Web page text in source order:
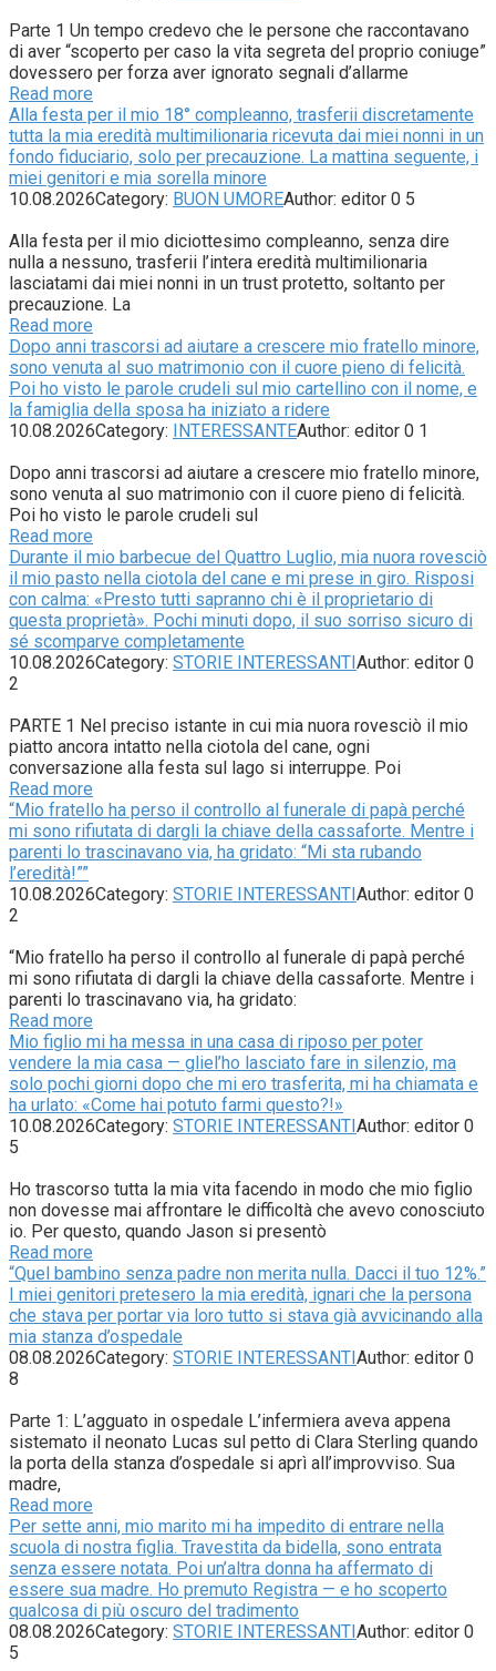
Parte 1 Un tempo credevo che le persone che raccontavano
di aver “scoperto per caso la vita segreta del proprio coniuge”
dovessero per forza aver ignorato segnali d’allarme
Read more
Alla festa per il mio 18° compleanno, trasferii discretamente
tutta la mia eredità multimilionaria ricevuta dai miei nonni in un
fondo fiduciario, solo per precauzione. La mattina seguente, i
miei genitori e mia sorella minore
10.08.2026Category: BUON UMOREAuthor: editor 0 5
Alla festa per il mio diciottesimo compleanno, senza dire
nulla a nessuno, trasferii l’intera eredità multimilionaria
lasciatami dai miei nonni in un trust protetto, soltanto per
precauzione. La
Read more
Dopo anni trascorsi ad aiutare a crescere mio fratello minore,
sono venuta al suo matrimonio con il cuore pieno di felicità.
Poi ho visto le parole crudeli sul mio cartellino con il nome, e
la famiglia della sposa ha iniziato a ridere
10.08.2026Category: INTERESSANTEAuthor: editor 0 1
Dopo anni trascorsi ad aiutare a crescere mio fratello minore,
sono venuta al suo matrimonio con il cuore pieno di felicità.
Poi ho visto le parole crudeli sul
Read more
Durante il mio barbecue del Quattro Luglio, mia nuora rovesciò
il mio pasto nella ciotola del cane e mi prese in giro. Risposi
con calma: «Presto tutti sapranno chi è il proprietario di
questa proprietà». Pochi minuti dopo, il suo sorriso sicuro di
sé scomparve completamente
10.08.2026Category: STORIE INTERESSANTIAuthor: editor 0
2
PARTE 1 Nel preciso istante in cui mia nuora rovesciò il mio
piatto ancora intatto nella ciotola del cane, ogni
conversazione alla festa sul lago si interruppe. Poi
Read more
“Mio fratello ha perso il controllo al funerale di papà perché
mi sono rifiutata di dargli la chiave della cassaforte. Mentre i
parenti lo trascinavano via, ha gridato: “Mi sta rubando
l’eredità!””
10.08.2026Category: STORIE INTERESSANTIAuthor: editor 0
2
“Mio fratello ha perso il controllo al funerale di papà perché
mi sono rifiutata di dargli la chiave della cassaforte. Mentre i
parenti lo trascinavano via, ha gridato:
Read more
Mio figlio mi ha messa in una casa di riposo per poter
vendere la mia casa — gliel’ho lasciato fare in silenzio, ma
solo pochi giorni dopo che mi ero trasferita, mi ha chiamata e
ha urlato: «Come hai potuto farmi questo?!»
10.08.2026Category: STORIE INTERESSANTIAuthor: editor 0
5
Ho trascorso tutta la mia vita facendo in modo che mio figlio
non dovesse mai affrontare le difficoltà che avevo conosciuto
io. Per questo, quando Jason si presentò
Read more
“Quel bambino senza padre non merita nulla. Dacci il tuo 12%.”
I miei genitori pretesero la mia eredità, ignari che la persona
che stava per portar via loro tutto si stava già avvicinando alla
mia stanza d’ospedale
08.08.2026Category: STORIE INTERESSANTIAuthor: editor 0
8
Parte 1: L’agguato in ospedale L’infermiera aveva appena
sistemato il neonato Lucas sul petto di Clara Sterling quando
la porta della stanza d’ospedale si aprì all’improvviso. Sua
madre,
Read more
Per sette anni, mio marito mi ha impedito di entrare nella
scuola di nostra figlia. Travestita da bidella, sono entrata
senza essere notata. Poi un’altra donna ha affermato di
essere sua madre. Ho premuto Registra — e ho scoperto
qualcosa di più oscuro del tradimento
08.08.2026Category: STORIE INTERESSANTIAuthor: editor 0
5